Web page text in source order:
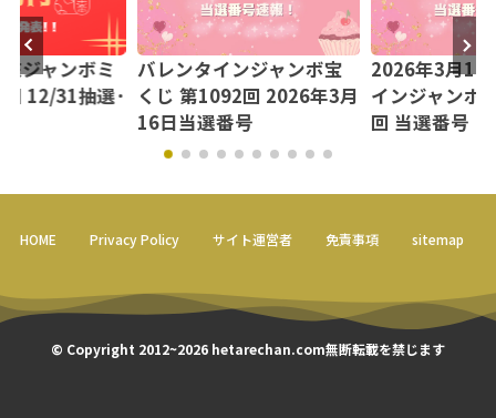
ジャンボミ
12/31抽選･
バレンタインジャンボ宝
くじ 第1092回 2026年3月
16日当選番号
2026年3月16
インジャンボ
回 当選番号
HOME Privacy Policy サイト運営者 免責事項 sitemap
© Copyright 2012~2026 hetarechan.com無断転載を禁じます